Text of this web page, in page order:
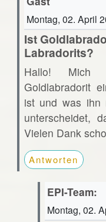
Montag, 02. April
Ist
Labradorits?
Hallo! Mich
Goldlabradorit
ist und was ihn
unterscheidet,
Vielen Dank
Antworten
EPI-Team:
Montag, 02.